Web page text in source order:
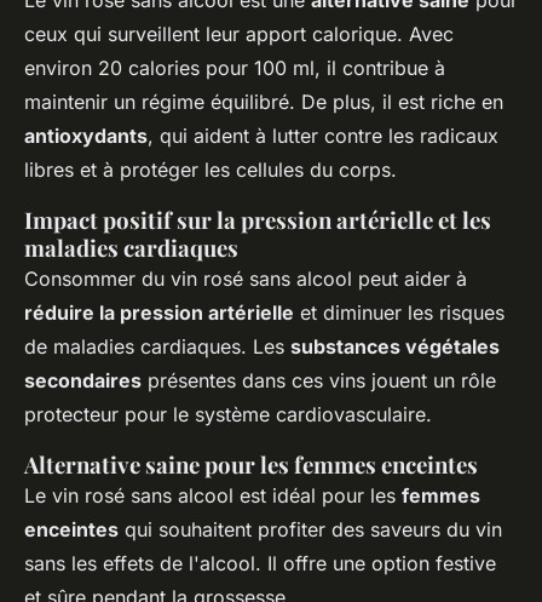
ceux qui surveillent leur apport calorique. Avec
environ 20 calories pour 100 ml, il contribue à
maintenir un régime équilibré. De plus, il est riche en
antioxydants, qui aident à lutter contre les radicaux
libres et à protéger les cellules du corps.
Impact positif sur la pression artérielle et les
maladies cardiaques
Consommer du vin rosé sans alcool peut aider à
réduire la pression artérielle et diminuer les risques
de maladies cardiaques. Les substances végétales
secondaires présentes dans ces vins jouent un rôle
protecteur pour le système cardiovasculaire.
Alternative saine pour les femmes enceintes
Le vin rosé sans alcool est idéal pour les femmes
enceintes qui souhaitent profiter des saveurs du vin
sans les effets de l'alcool. Il offre une option festive